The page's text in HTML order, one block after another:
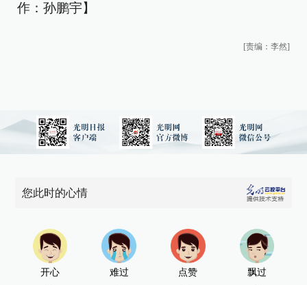
作：孙鹏宇】
[责编：李然]
您此时的心情
开心 难过 点赞 飘过